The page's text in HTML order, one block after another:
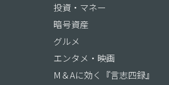
投資・マネー
暗号資産
グルメ
エンタメ・映画
M＆Aに効く『言志四録』